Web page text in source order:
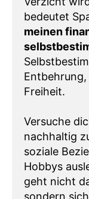
bedeutet
meinen
Freiheit.
Versuche
nachhaltig
soziale
Hobbys
geht nicht
sondern